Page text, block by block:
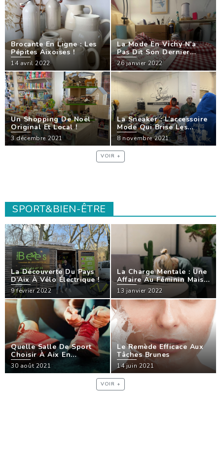
Brocante En Ligne : Les
Pépites Aixoises !
14 avril 2022
La Mode En Vichy N’a
Pas Dit Son Dernier
Mot !
26 janvier 2022
Un Shopping De Noël
Original Et Local !
3 décembre 2021
La Sneaker : L’accessoire
Mode Qui Brise Les
Codes !
8 novembre 2021
VOIR +
SPORT&BIEN-ÊTRE
La Découverte Du Pays
D’Aix À Vélo Électrique !
9 février 2022
La Charge Mentale : Une
Affaire Au Féminin Mais
Pas Une Fatalité !
13 janvier 2022
Quelle Salle De Sport
Choisir À Aix En
Provence ?
30 août 2021
Le Remède Efficace Aux
Tâches Brunes
14 juin 2021
VOIR +